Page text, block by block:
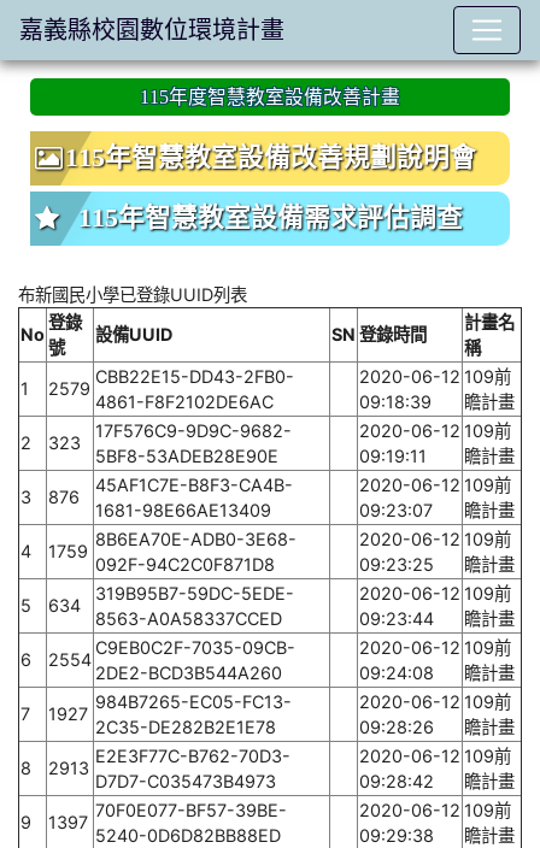
:::
115年度智慧教室設備改善計畫
115年智慧教室設備改善規劃說明會
115年智慧教室設備需求評估調查
布新國民小學已登錄UUID列表
No
登錄
號
設備UUID SN 登錄時間
計畫名
稱
1
2579
CBB22E15-DD43-2FB0-
4861-F8F2102DE6AC
2020-06-12
09:18:39
109前
瞻計畫
2
323
17F576C9-9D9C-9682-
5BF8-53ADEB28E90E
2020-06-12
09:19:11
109前
瞻計畫
3
876
45AF1C7E-B8F3-CA4B-
1681-98E66AE13409
2020-06-12
09:23:07
109前
瞻計畫
4
1759
8B6EA70E-ADB0-3E68-
092F-94C2C0F871D8
2020-06-12
09:23:25
109前
瞻計畫
5
634
319B95B7-59DC-5EDE-
8563-A0A58337CCED
2020-06-12
09:23:44
109前
瞻計畫
6
2554
C9EB0C2F-7035-09CB-
2DE2-BCD3B544A260
2020-06-12
09:24:08
109前
瞻計畫
7
1927
984B7265-EC05-FC13-
2C35-DE282B2E1E78
2020-06-12
09:28:26
109前
瞻計畫
8
2913
E2E3F77C-B762-70D3-
D7D7-C035473B4973
2020-06-12
09:28:42
109前
瞻計畫
9
1397
70F0E077-BF57-39BE-
5240-0D6D82BB88ED
2020-06-12
09:29:38
109前
瞻計畫
嘉義縣校園數位環境計畫